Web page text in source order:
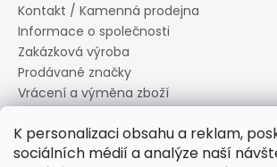
K personalizaci obsahu a reklam,
sociálních médií a analýze naší
Kontakt / Kamenná prodejna
Informace o společnosti
Zakázková výroba
Prodávané značky
Vrácení a výměna zboží
Informace o souborech cookies
Reklamační řád